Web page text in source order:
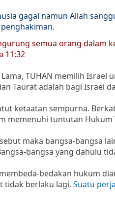
gagal namun Allah
semua orang dalam
11:32
TUHAN memilih
Taurat adalah bagi Israel
ketaatan sempurna.
memenuhi tuntutan
maka bangsa-bangsa
bangsa yang dahulu
bedakan hukum
tidak berlaku lagi. Suatu